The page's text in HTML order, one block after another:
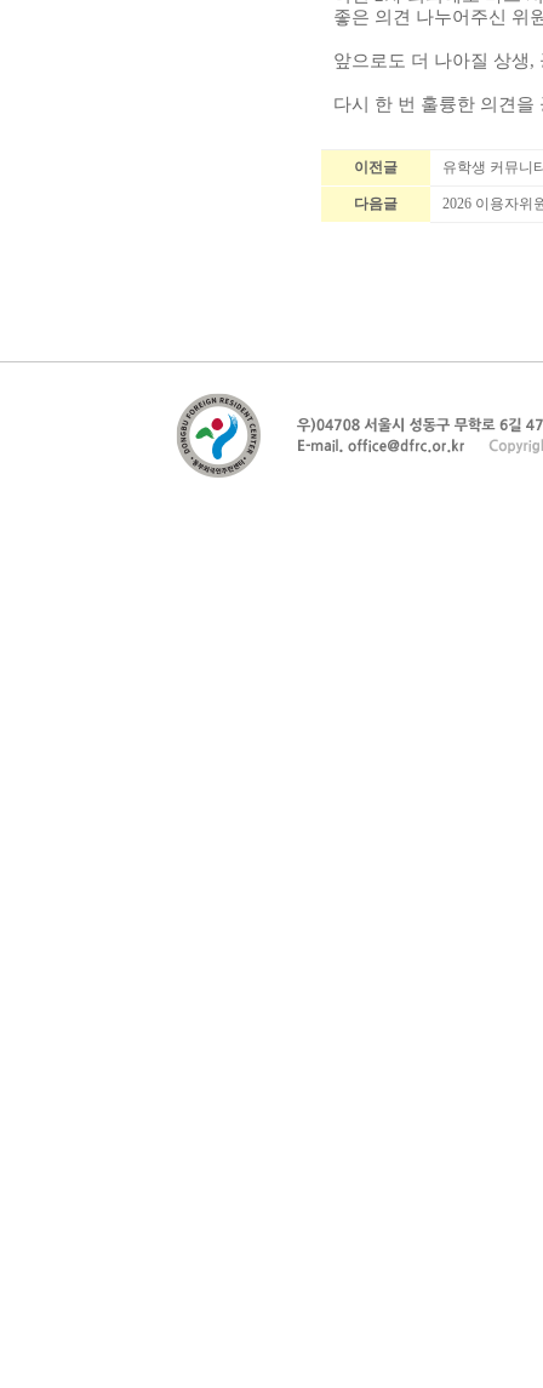
좋은 의견 나누어주신 위
앞으로도 더 나아질 상생
다시 한 번 훌륭한 의견
이전글 유학생 커뮤니
다음글 2026 이용자위